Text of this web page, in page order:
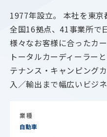
1977年設立。 本社を東京
全国16拠点、41事業所で
様々なお客様に合ったカ
トータルカーディーラー
テナンス・キャンピング
入／輸出まで幅広いビジ
業種
自動車